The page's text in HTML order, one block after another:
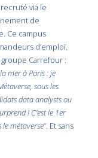
via le
de
Ce campus
d’emploi.
Carrefour :
mer à Paris : je
sous les
data analysts ou
! C’est le 1er
métaverse”. Et sans